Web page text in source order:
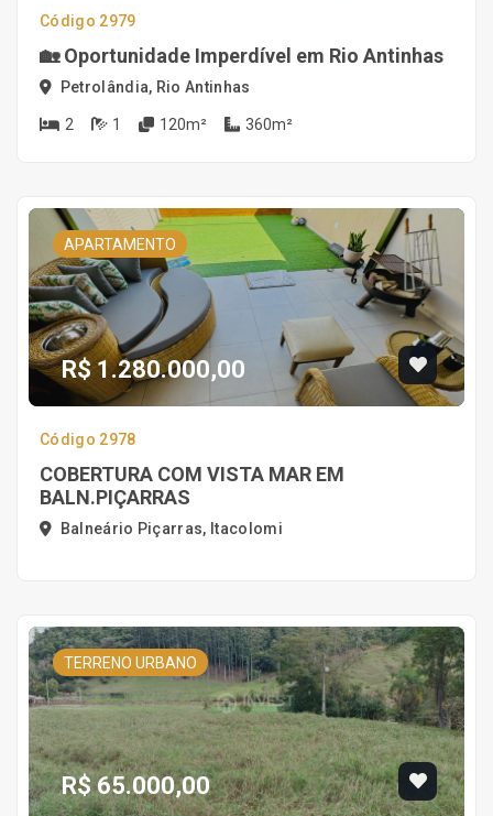
Código 2979
🏡 Oportunidade Imperdível em Rio Antinhas
Petrolândia, Rio Antinhas
2 1 120m² 360m²
APARTAMENTO
R$ 1.280.000,00
Código 2978
COBERTURA COM VISTA MAR EM
BALN.PIÇARRAS
Balneário Piçarras, Itacolomi
TERRENO URBANO
R$ 65.000,00